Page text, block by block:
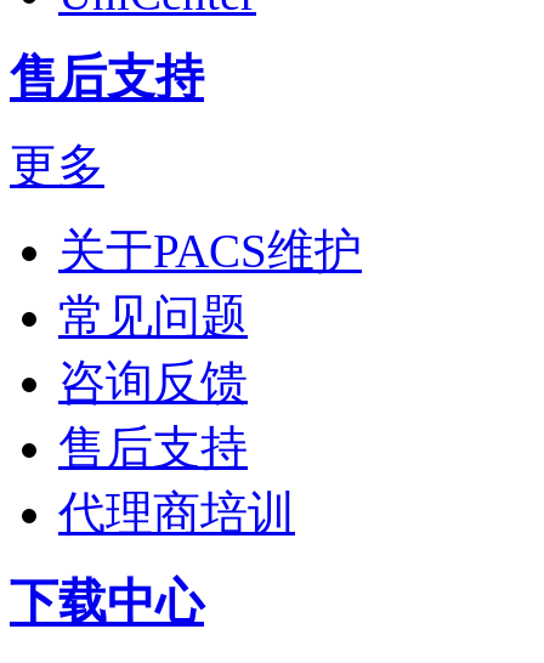
售后支持
更多
关于PACS维护
常见问题
咨询反馈
售后支持
代理商培训
下载中心